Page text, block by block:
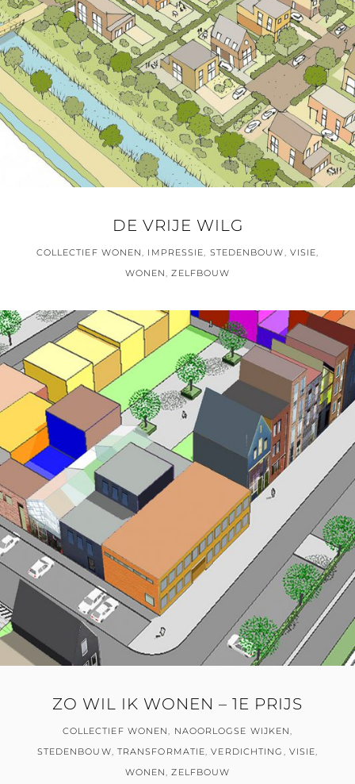
DE VRIJE WILG
COLLECTIEF WONEN, IMPRESSIE, STEDENBOUW, VISIE,
WONEN,ZELFBOUW
ZO WIL IK WONEN – 1E PRIJS
COLLECTIEF WONEN, NAOORLOGSE WIJKEN,
STEDENBOUW, TRANSFORMATIE,VERDICHTING , VISIE,
WONEN,ZELFBOUW